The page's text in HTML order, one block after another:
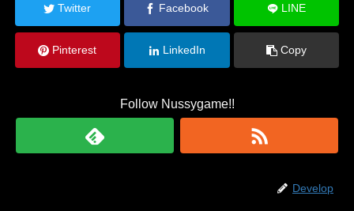
Twitter Facebook LINE
Pinterest LinkedIn Copy
Follow Nussygame!!
Develop